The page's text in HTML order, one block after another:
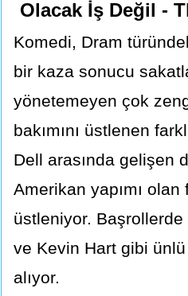
Olacak İş Değil -
Komedi, Dram
bir kaza sonucu
yönetemeyen çok
bakımını üstlenen
Dell arasında gelişen
Amerikan yapımı
üstleniyor.
ve Kevin Hart gibi
alıyor.